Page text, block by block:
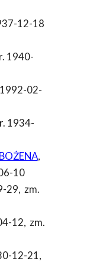
12-18
1940-
02-
1934-
,
10
29, zm.
12, zm.
12-21,